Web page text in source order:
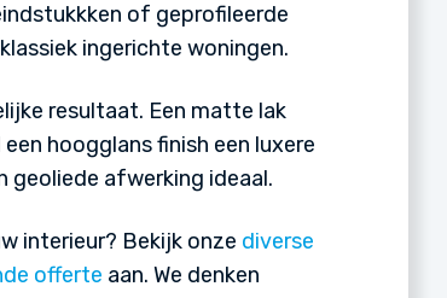
of geprofileerde
ingerichte woningen.
resultaat. Een matte lak
hoogglans finish een luxere
geoliede afwerking ideaal.
interieur? Bekijk onze diverse
offerte aan. We denken